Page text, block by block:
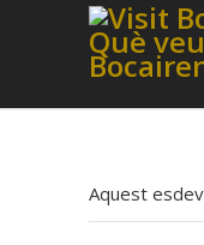
Aquest